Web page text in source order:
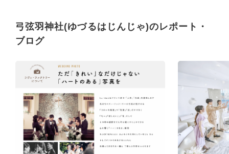
別な1日にしていただきま
した。これからもたくさん
の方々の思い出の場所とな
ます。
弓弦羽神社(ゆづるはじんじゃ)のレポート・
ブログ